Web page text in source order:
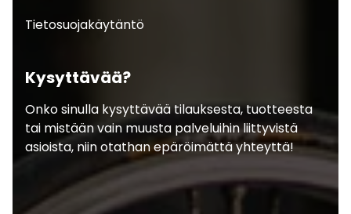
Tietosuojakäytäntö
Kysyttävää?
Onko sinulla kysyttävää tilauksesta, tuotteesta
tai mistään vain muusta palveluihin liittyvistä
asioista, niin otathan epäröimättä yhteyttä!